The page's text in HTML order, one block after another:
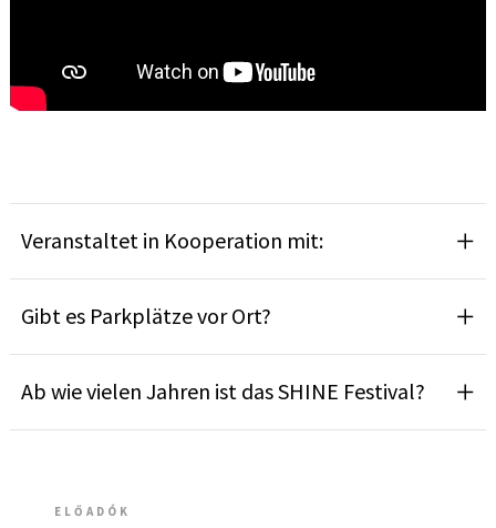
Veranstaltet in Kooperation mit:
Gibt es Parkplätze vor Ort?
Ab wie vielen Jahren ist das SHINE Festival?
ELŐADÓK